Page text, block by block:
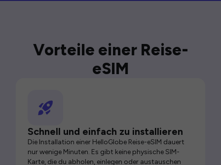
Vorteile einer Reise-
eSIM
Schnell und einfach zu installieren
Die Installation einer HelloGlobe Reise-eSIM dauert
nur wenige Minuten. Es gibt keine physische SIM-
Karte, die du abholen, einlegen oder austauschen